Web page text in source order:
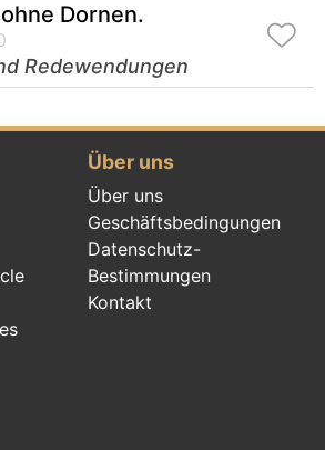
Dornen.
Redewendungen
Über uns
Über uns
Geschäftsbedingungen
Datenschutz-
Bestimmungen
Kontakt